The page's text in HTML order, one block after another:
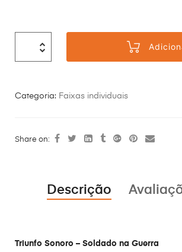
Categoria: Faixas individuais
Share on:
Descrição
Triunfo Sonoro – Soldado na Guerra